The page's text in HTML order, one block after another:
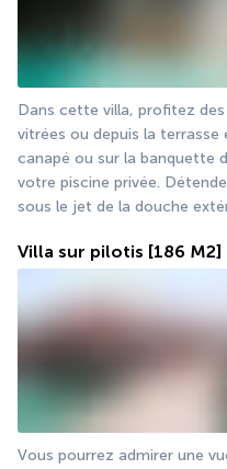
Dans cette villa, profitez
vitrées ou depuis la terrasse
canapé ou sur la banquette
votre piscine privée.
sous le jet de la douche
Villa sur pilotis [186 M2]
Vous pourrez admirer une